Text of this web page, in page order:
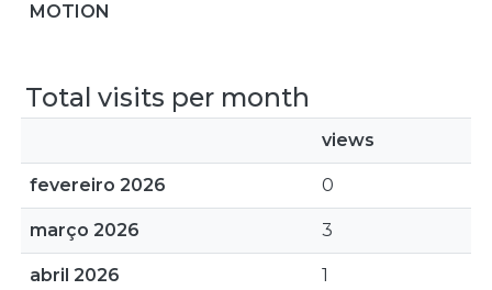
MOTION
Total visits per month
views
fevereiro 2026 0
março 2026 3
abril 2026 1